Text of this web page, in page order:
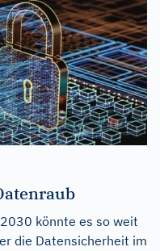
könnte es so weit
die Datensicherheit im